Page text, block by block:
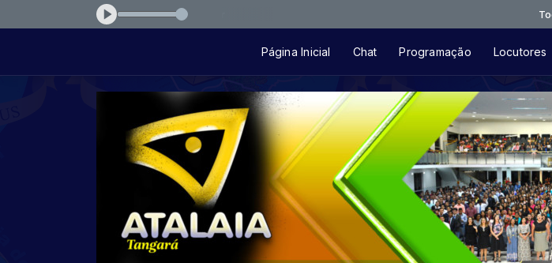
Brum - Meu Maior Prazer Tocando
Página Inicial Chat Programação Locutores